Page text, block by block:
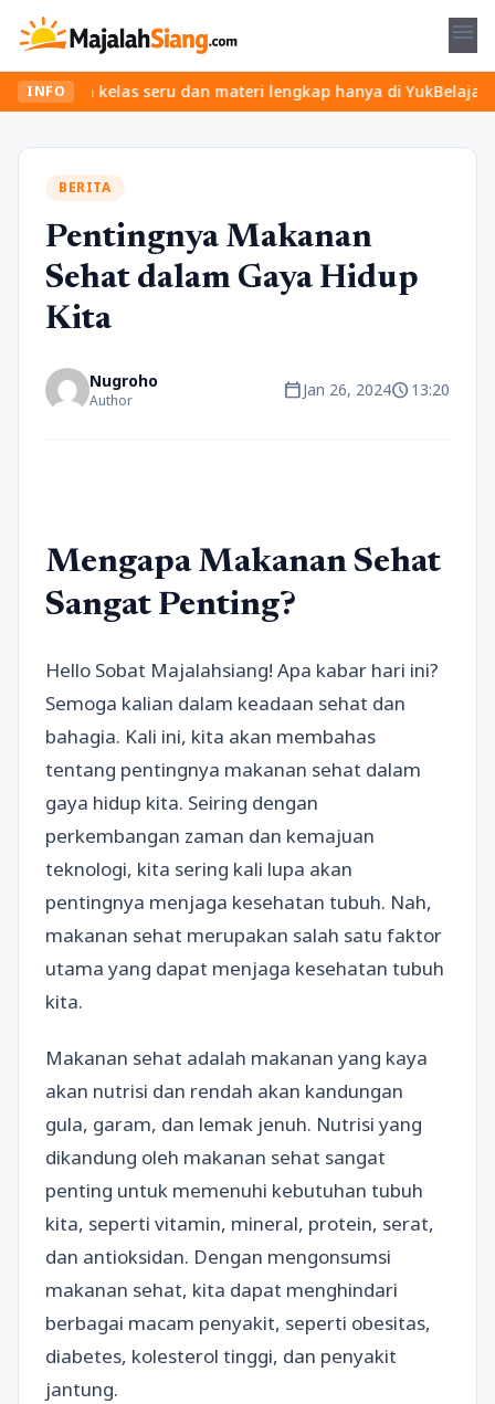
menu
INFO
kelas seru dan materi lengkap hanya di YukBelajar.com.
BERITA
Pentingnya Makanan
Sehat dalam Gaya Hidup
Kita
Nugroho
Author calendar_todayJan 26, 2024schedule13:20
Mengapa Makanan Sehat
Sangat Penting?
Hello Sobat Majalahsiang! Apa kabar hari ini?
Semoga kalian dalam keadaan sehat dan
bahagia. Kali ini, kita akan membahas
tentang pentingnya makanan sehat dalam
gaya hidup kita. Seiring dengan
perkembangan zaman dan kemajuan
teknologi, kita sering kali lupa akan
pentingnya menjaga kesehatan tubuh. Nah,
makanan sehat merupakan salah satu faktor
utama yang dapat menjaga kesehatan tubuh
kita.
Makanan sehat adalah makanan yang kaya
akan nutrisi dan rendah akan kandungan
gula, garam, dan lemak jenuh. Nutrisi yang
dikandung oleh makanan sehat sangat
penting untuk memenuhi kebutuhan tubuh
kita, seperti vitamin, mineral, protein, serat,
dan antioksidan. Dengan mengonsumsi
makanan sehat, kita dapat menghindari
berbagai macam penyakit, seperti obesitas,
diabetes, kolesterol tinggi, dan penyakit
jantung.